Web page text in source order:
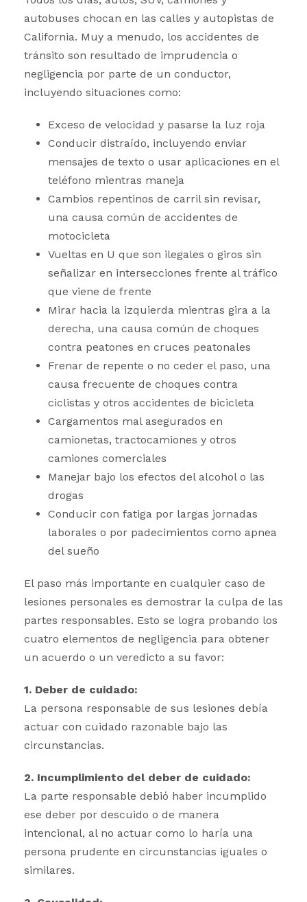
autobuses chocan en las calles y autopistas de
California. Muy a menudo, los accidentes de
tránsito son resultado de imprudencia o
negligencia por parte de un conductor,
incluyendo situaciones como:
Exceso de velocidad y pasarse la luz roja
Conducir distraído, incluyendo enviar
mensajes de texto o usar aplicaciones en el
teléfono mientras maneja
Cambios repentinos de carril sin revisar,
una causa común de accidentes de
motocicleta
Vueltas en U que son ilegales o giros sin
señalizar en intersecciones frente al tráfico
que viene de frente
Mirar hacia la izquierda mientras gira a la
derecha, una causa común de choques
contra peatones en cruces peatonales
Frenar de repente o no ceder el paso, una
causa frecuente de choques contra
ciclistas y otros accidentes de bicicleta
Cargamentos mal asegurados en
camionetas, tractocamiones y otros
camiones comerciales
Manejar bajo los efectos del alcohol o las
drogas
Conducir con fatiga por largas jornadas
laborales o por padecimientos como apnea
del sueño
El paso más importante en cualquier caso de
lesiones personales es demostrar la culpa de las
partes responsables. Esto se logra probando los
cuatro elementos de negligencia para obtener
un acuerdo o un veredicto a su favor:
1. Deber de cuidado:
La persona responsable de sus lesiones debía
actuar con cuidado razonable bajo las
circunstancias.
2. Incumplimiento del deber de cuidado:
La parte responsable debió haber incumplido
ese deber por descuido o de manera
intencional, al no actuar como lo haría una
persona prudente en circunstancias iguales o
similares.